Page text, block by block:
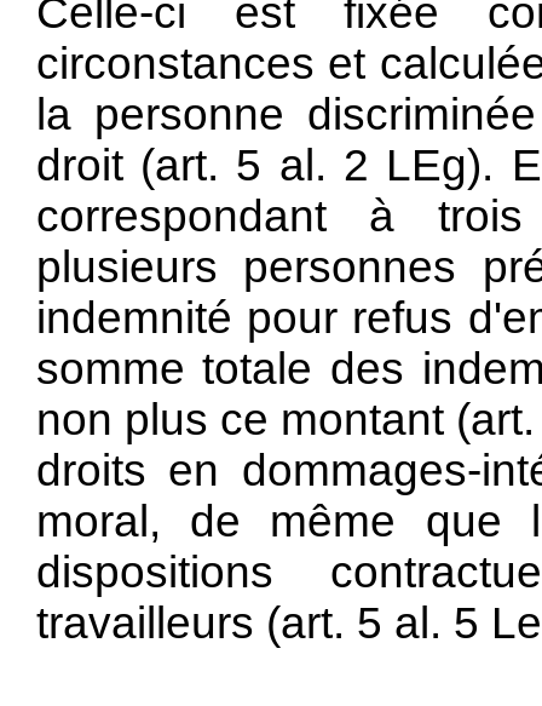
Celle-ci est fixée
circonstances et
la personne
droit (art. 5 al. 2 LEg).
correspondant à
plusieurs personnes
indemnité pour refus
somme totale des
non plus ce montant
droits en dommages-
moral, de même que
dispositions
travailleurs (art. 5 al. 5